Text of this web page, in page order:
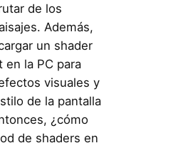
de los
Además,
un shader
en la PC para
visuales y
de la pantalla
¿cómo
de shaders en